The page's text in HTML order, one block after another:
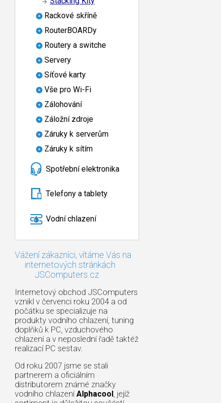
Rackové skříně
RouterBOARDy
Routery a switche
Servery
Síťové karty
Vše pro Wi-Fi
Zálohování
Záložní zdroje
Záruky k serverům
Záruky k sítím
Spotřební elektronika
Telefony a tablety
Vodní chlazení
Vážení zákazníci, vítáme Vás na
internetových stránkách
JSComputers.cz
Internetový obchod JSComputers
vznikl v červenci roku 2004 a od
počátku se specializuje na
produkty vodního chlazení, tuning
doplňků k PC, vzduchového
chlazení a v neposlední řadě taktéž
realizací PC sestav.
Od roku 2007 jsme se stali
partnerem a oficiálním
distributorem známé značky
vodního chlazení Alphacool, jejíž